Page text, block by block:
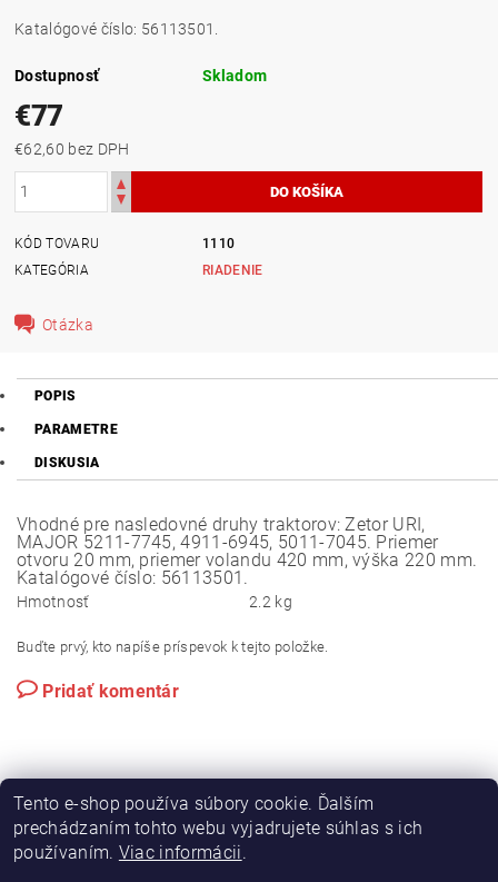
Katalógové číslo: 56113501.
Dostupnosť Skladom
€77
€62,60 bez DPH
KÓD TOVARU
1110
KATEGÓRIA
RIADENIE
Otázka
POPIS
PARAMETRE
DISKUSIA
Vhodné pre nasledovné druhy traktorov: Zetor URI,
MAJOR 5211-7745, 4911-6945, 5011-7045. Priemer
otvoru 20 mm, priemer volandu 420 mm, výška 220 mm.
Katalógové číslo: 56113501.
Hmotnosť 2.2 kg
Buďte prvý, kto napíše príspevok k tejto položke.
Pridať komentár
Výroba hydraulických hadíc
Tento e-shop používa súbory cookie. Ďalším
prechádzaním tohto webu vyjadrujete súhlas s ich
používaním. Viac informácii.